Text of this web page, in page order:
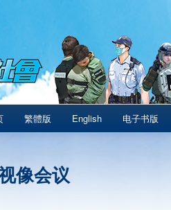
繁體版 English 电子书版
像会议